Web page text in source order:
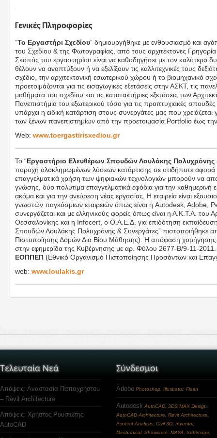
Γενικές Πληροφορίες
“Το Εργαστήρι Σχεδίου” δημιουργήθηκε με ενθουσιασμό και
του Σχεδίου & της Φωτογραφίας, από τους αρχιτέκτονες
Σκοπός του εργαστηρίου είναι να καθοδηγήσει με τον καλύτερο
θέλουν να αναπτύξουν ή να εξελίξουν τις καλλιτεχνικές τους
σχέδιο, την αρχιτεκτονική εσωτερικού χώρου ή το βιομηχανικό
προετοιμάζονται για τις εισαγωγικές εξετάσεις στην ΑΣΚΤ, τις
μαθήματα του σχεδίου και τις κατατακτήριες εξετάσεις των
Πανεπιστήμια του εξωτερικού τόσο για τις προπτυχιακές σπουδές
υπάρχει η ειδική κατάρτιση στους συνεργάτες μας που
των ξένων πανεπιστημίων από την προετοιμασία Portfolio έως
Web: www.toergastirisxediou.gr
To “Εργαστήριο Ελευθέρων Σπουδών Λουλάκης Πολυχρόνης
παροχή ολοκληρωμένων λύσεων κατάρτισης σε οτιδήποτε
επαγγελματικά χρήση των ψηφιακών τεχνολογιών μπορούν να
γνώσης, δύο πολύτιμα επαγγελματικά εφόδια για την καθημερινή
ακόμα και για την ανεύρεση νέας εργασίας. Η εταιρεία είναι
γνωστών παγκόσμιων εταιρειών όπως είναι η Autodesk, Adobe,
συνεργάζεται και με ελληνικούς φορείς όπως είναι η Α.Κ.Τ.Α. του
Θεσσαλονίκης και η Infocert, ο Ο.Α.Ε.Δ. για επιδότηση
Σπουδών Λουλάκης Πολυχρόνης & Συνεργάτες” πιστοποιήθηκε
Πιστοποίησης Δομών Δια Βίου Μάθησης). Η απόφαση χορήγησης
στην εφημερίδα της Κυβέρνησης με αρ. Φύλου 2677-Β/9-11-
ΕΟΠΠΕΠ (Εθνικό Οργανισμό Πιστοποίησης Προσόντων και
web: www.loulakis.gr
Τελευταία Νεά
Απόψεις: Αναστασία Παπαχρήστου
– Revit Architecture
Απόψεις: Χρήστος Ρουσιώτης-
AutoCAD
Σύνδεσμοι
Adobe Photoshop, Illustrator, Flash
Autodesk AutoCAD, 3DS MAX Design,
AutoCAD Architecture, Revit Architecture,
Ecotect Analysis, Civil 3D, Inventor,
Mechanical, Showcase, MAYA, Softimage,